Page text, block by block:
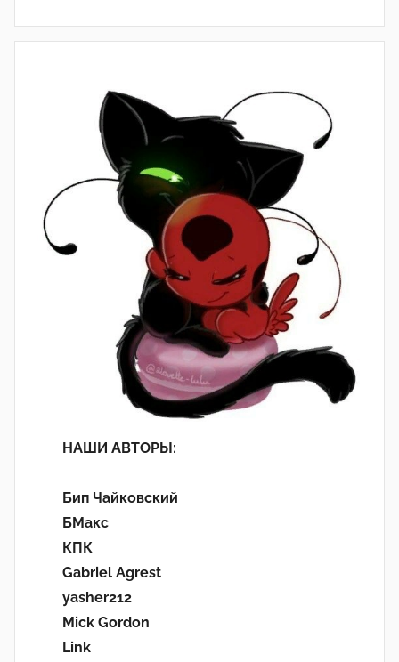
НАШИ АВТОРЫ:
Бип Чайковский
БМакс
КПК
Gabriel Agrest
yasher212
Mick Gordon
Link